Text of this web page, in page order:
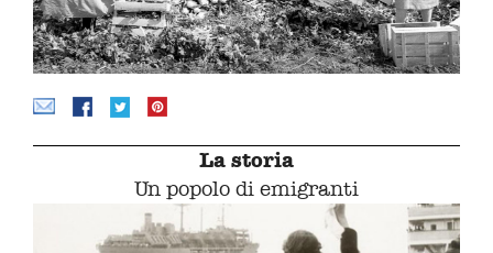
La storia
Un popolo di emigranti